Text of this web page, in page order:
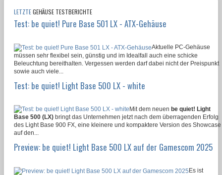
LETZTEGEHÄUSE TESTBERICHTE
Test: be quiet! Pure Base 501 LX - ATX-Gehäuse
Aktuelle PC-Gehäuse
müssen sehr flexibel sein, günstig und im Idealfall auch eine schicke
Beleuchtung bereithalten. Vergessen werden darf dabei nicht der Preispunkt
sowie auch viele...
Test: be quiet! Light Base 500 LX - white
Mit dem neuen be quiet! Light
Base 500 (LX) bringt das Unternehmen jetzt nach dem überragenden Erfolg
des Light Base 900 FX, eine kleinere und kompaktere Version des Showcase
auf den...
Preview: be quiet! Light Base 500 LX auf der Gamescom 2025
Es ist